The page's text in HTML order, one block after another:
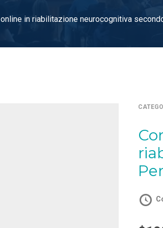
in riabilitazione neurocognitiva
Corso di specializzazione online in